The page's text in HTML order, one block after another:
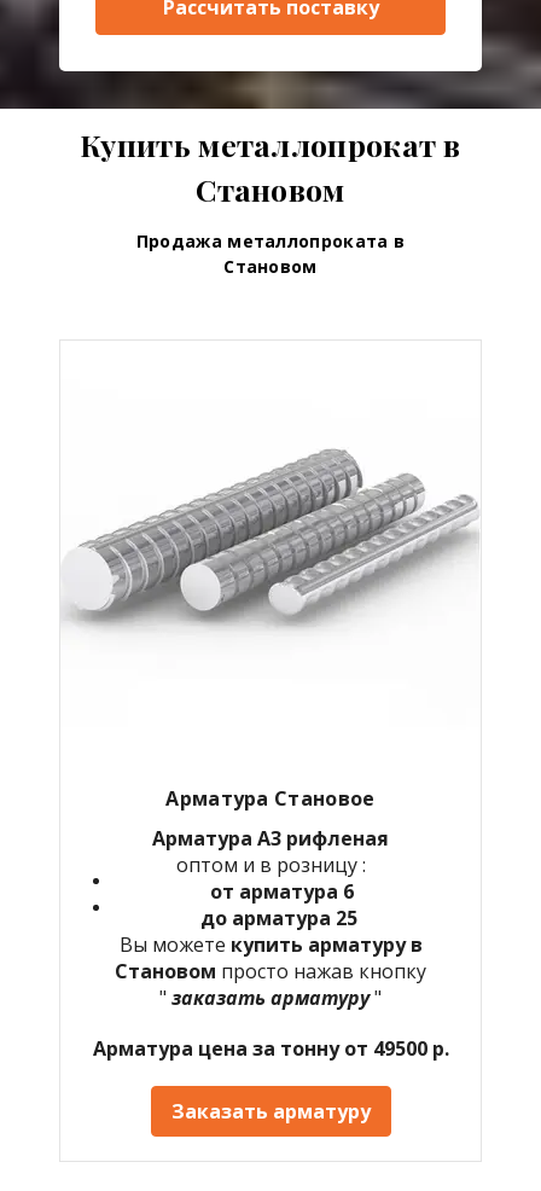
Рассчитать поставку
Купить металлопрокат в
Становом
Продажа металлопроката в
Становом
Арматура Становое
Арматура А3 рифленая
оптом и в розницу :
от арматура 6
до арматура 25
Вы можете купить арматуру в
Становом просто нажав кнопку
" заказать арматуру"
Арматура цена за тонну от 49500 р.
Заказать арматуру